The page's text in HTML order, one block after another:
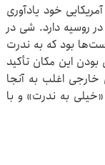
خود یادآوری
روسیه دارد. شی در
بود که به ندرت
این مکان تأکید
خارجی اغلب به آنجا
به ندرت» و با